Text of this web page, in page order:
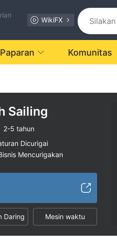
WikiFX
Paparan Komunitas
Sailing
2-5 tahun
Dicurigai
Mencurigakan
Daring Mesin waktu